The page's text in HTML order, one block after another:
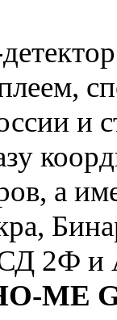
а
2Ф
ME